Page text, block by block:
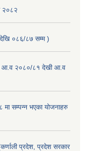
२०८२
०८६/८७ सम्म )
आ.व २०८०/८१ देखी आ.व
मा सम्पन्न भएका योजनाहरु
प्रदेश, प्रदेश सरकार